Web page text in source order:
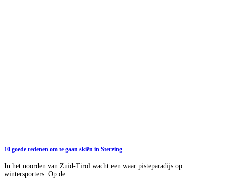
10 goede redenen om te gaan skiën in Sterzing
In het noorden van Zuid-Tirol wacht een waar pisteparadijs op
wintersporters. Op de ...